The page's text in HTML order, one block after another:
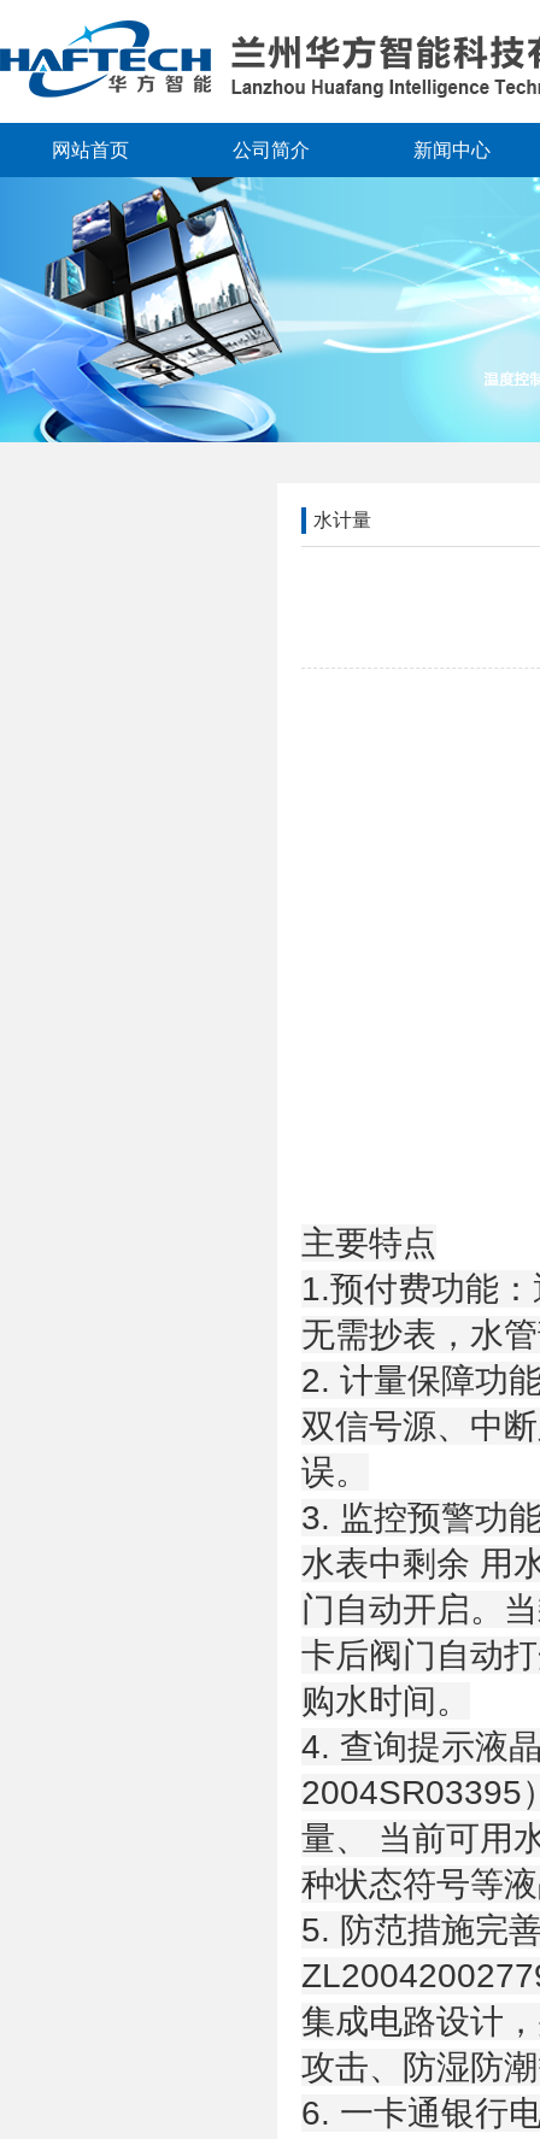
网站首页 公司简介 新闻中心
水计量
主要特点
1.预付费功能
无需抄表，水
2. 计量保障功
双信号源、中
误。
3. 监控预警功
水表中剩余 用
门自动开启。
卡后阀门自动
购水时间。
4. 查询提示液
2004SR03395
量、 当前可用
种状态符号等
5. 防范措施完
集成电路设计
攻击、防湿防
6. 一卡通银行